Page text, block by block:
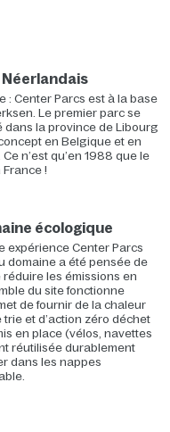
Néerlandais
: Center Parcs est à la base
Le premier parc se
dans la province de Libourg
en Belgique et en
n’est qu’en 1988 que le
!
écologique
expérience Center Parcs
domaine a été pensée de
les émissions en
du site fonctionne
de fournir de la chaleur
et d’action zéro déchet
en place (vélos, navettes
réutilisée durablement
dans les nappes